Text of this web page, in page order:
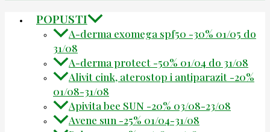
POPUSTI
A-derma exomega spf50 -30% 01/05 do
31/08
A-derma protect -50% 01/04 do 31/08
Alivit cink, aterostop i antiparazit -20%
01/08-31/08
Apivita bee SUN -20% 03/08-23/08
Avene sun -25% 01/04-31/08